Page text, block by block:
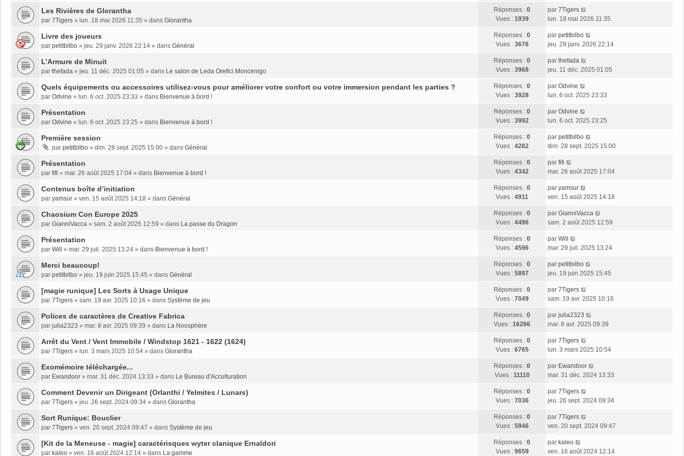
Les Rivières de Glorantha
par 7Tigers » lun. 18 mai 2026 11:35 » dans Glorantha
Réponses : 0
Vues : 1939
par 7Tigers
lun. 18 mai 2026 11:35
Livre des joueurs
par petitbilbo » jeu. 29 janv. 2026 22:14 » dans Général
Réponses : 0
Vues : 3676
par petitbilbo
jeu. 29 janv. 2026 22:14
L’Armure de Minuit
par thefada » jeu. 11 déc. 2025 01:05 » dans Le salon de Leda Orefici Moncenigo
Réponses : 0
Vues : 3968
par thefada
jeu. 11 déc. 2025 01:05
Quels équipements ou accessoires utilisez-vous pour améliorer votre confort ou votre immersion pendant les parties ?
par Odvine » lun. 6 oct. 2025 23:33 » dans Bienvenue à bord !
Réponses : 0
Vues : 3928
par Odvine
lun. 6 oct. 2025 23:33
Présentation
par Odvine » lun. 6 oct. 2025 23:25 » dans Bienvenue à bord !
Réponses : 0
Vues : 3992
par Odvine
lun. 6 oct. 2025 23:25
Première session
par petitbilbo » dim. 28 sept. 2025 15:00 » dans Général
Réponses : 0
Vues : 4282
par petitbilbo
dim. 28 sept. 2025 15:00
Présentation
par fifi » mar. 26 août 2025 17:04 » dans Bienvenue à bord !
Réponses : 0
Vues : 4342
par fifi
mar. 26 août 2025 17:04
Contenus boîte d’initiation
par yamsur » ven. 15 août 2025 14:18 » dans Général
Réponses : 0
Vues : 4911
par yamsur
ven. 15 août 2025 14:18
Chaosium Con Europe 2025
par GianniVacca » sam. 2 août 2025 12:59 » dans La passe du Dragon
Réponses : 0
Vues : 4496
par GianniVacca
sam. 2 août 2025 12:59
Présentation
par Will » mar. 29 juil. 2025 13:24 » dans Bienvenue à bord !
Réponses : 0
Vues : 4596
par Will
mar. 29 juil. 2025 13:24
Merci beaucoup!
par petitbilbo » jeu. 19 juin 2025 15:45 » dans Général
Réponses : 0
Vues : 5897
par petitbilbo
jeu. 19 juin 2025 15:45
[magie runique] Les Sorts à Usage Unique
par 7Tigers » sam. 19 avr. 2025 10:16 » dans Système de jeu
Réponses : 0
Vues : 7049
par 7Tigers
sam. 19 avr. 2025 10:16
Polices de caractères de Creative Fabrica
par julia2323 » mar. 8 avr. 2025 09:39 » dans La Noosphère
Réponses : 0
Vues : 16266
par julia2323
mar. 8 avr. 2025 09:39
Arrêt du Vent / Vent Immobile / Windstop 1621 - 1622 (1624)
par 7Tigers » lun. 3 mars 2025 10:54 » dans Glorantha
Réponses : 0
Vues : 6765
par 7Tigers
lun. 3 mars 2025 10:54
Exomémoire téléchargée...
par Ewandoor » mar. 31 déc. 2024 13:33 » dans Le Bureau d'Acculturation
Réponses : 0
Vues : 11110
par Ewandoor
mar. 31 déc. 2024 13:33
Comment Devenir un Dirigeant (Orlanthi / Yelmites / Lunars)
par 7Tigers » jeu. 26 sept. 2024 09:34 » dans Glorantha
Réponses : 0
Vues : 7036
par 7Tigers
jeu. 26 sept. 2024 09:34
Sort Runique: Bouclier
par 7Tigers » ven. 20 sept. 2024 09:47 » dans Système de jeu
Réponses : 0
Vues : 5946
par 7Tigers
ven. 20 sept. 2024 09:47
[Kit de la Meneuse - magie] caractérisques wyter clanique Ernaldori
par kaleo » ven. 16 août 2024 12:14 » dans La gamme
Réponses : 0
Vues : 9659
par kaleo
ven. 16 août 2024 12:14